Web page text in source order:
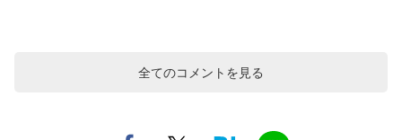
全てのコメントを見る